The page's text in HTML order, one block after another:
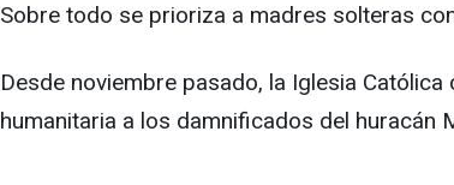
Sobre todo se prioriza a madres solteras
Desde noviembre pasado, la Iglesia
humanitaria a los damnificados del huracán